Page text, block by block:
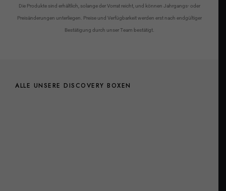
Die Produkte sind erhältlich, solange der Vorrat reicht, und können Jahrgangs- oder
Preisänderungen unterliegen. Preise und Verfügbarkeit werden erst nach endgültiger
Bestätigung durch unser Team bestätigt.
ALLE UNSERE DISCOVERY BOXEN